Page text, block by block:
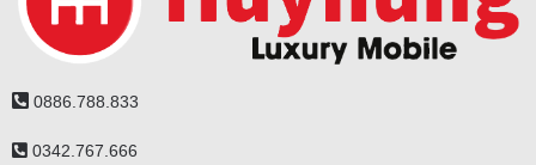
0886.788.833
0342.767.666